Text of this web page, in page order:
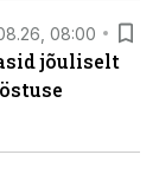
08:00
jõuliselt